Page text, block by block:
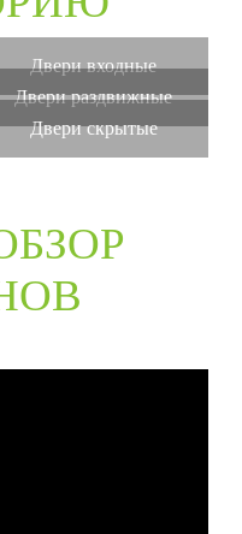
Двери входные
Двери раздвижные
Двери скрытые